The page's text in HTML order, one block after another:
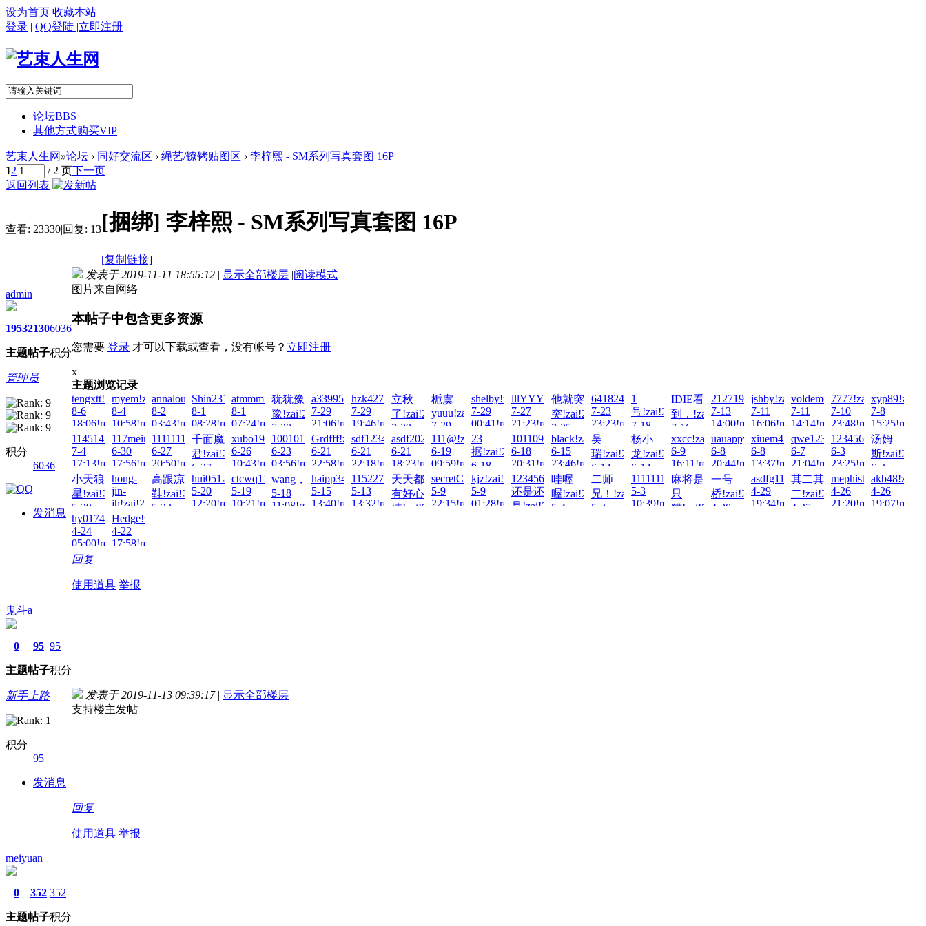
设为首页 收藏本站
登录 | QQ登陆 |立即注册
论坛BBS
其他方式购买VIP
艺束人生网 »论坛 › 同好交流区 › 绳艺/镣铐贴图区 › 李梓熙 - SM系列写真套图 16P
12 / 2 页下一页
返回列表
查看: 23330|回复: 13[捆绑] 李梓熙 - SM系列写真套图 16P
[复制链接]
admin
1953
主题
2130
帖子
6036
积分
管理员
积分
6036
发消息
发表于 2019-11-11 18:55:12 | 显示全部楼层 |阅读模式
图片来自网络
本帖子中包含更多资源
您需要 登录 才可以下载或查看，没有帐号？ 立即注册
x
主题浏览记录
tengxtt!zai!2026-
8-6
18:06!read!
myem!zai!2026-
8-4
10:58!read!
annalou666888!zai!2026-
8-2
03:43!read!
Shin231199!zai!2026-
8-1
08:28!read!
atmmm!zai!2026-
8-1
07:24!read!
犹犹豫
豫!zai!2026-
7-30
22:20!read!
a3399521!zai!2026-
7-29
21:06!read!
hzk427!zai!2026-
7-29
19:46!read!
立秋
了!zai!2026-
7-29
17:56!read!
栀虞
yuuu!zai!2026-
7-29
00:59!read!
shelby!zai!2026-
7-29
00:41!read!
lllYYY!zai!2026-
7-27
21:23!read!
他就突
突!zai!2026-
7-25
11:33!read!
641824693!zai!2026-
7-23
23:23!read!
1
号!zai!2026-
7-18
03:49!read!
IDIE看
到，!zai!2026-
7-16
23:58!read!
2127192739!zai!2026-
7-13
14:00!read!
jshby!zai!2026-
7-11
16:06!read!
voldemort!zai!2026-
7-11
14:14!read!
7777!zai!2026-
7-10
23:48!read!
7-8
15:25!read!
114514114514!zai!2026-
7-4
17:13!read!
117meimu!zai!2026-
6-30
17:56!read!
1111111aaa!zai!2026-
6-27
20:50!read!
千面魔
君!zai!2026-
6-27
17:34!read!
xubo1982!zai!2026-
6-26
10:43!read!
1001011..!zai!2026-
6-23
03:56!read!
Grdfff!zai!2026-
6-21
22:58!read!
sdf123456.!zai!2026-
6-21
22:18!read!
asdf20220122!zai!2026-
6-21
18:23!read!
111@!zai!2026-
6-19
09:59!read!
23
据!zai!2026-
6-18
23:47!read!
101109tt!zai!2026-
6-18
20:31!read!
black!zai!2026-
6-15
23:46!read!
吴
瑞!zai!2026-
6-14
16:16!read!
杨小
龙!zai!2026-
6-14
10:47!read!
xxcc!zai!2026-
6-9
16:11!read!
uauappy!zai!2026-
6-8
20:44!read!
xiuem429!zai!2026-
6-8
13:37!read!
qwe123123!zai!2026-
6-7
21:04!read!
123456Q!zai!2026-
6-3
23:25!read!
汤姆
斯!zai!2026-
6-3
22:28!read!
小天狼
星!zai!2026-
5-29
23:54!read!
hong-
jin-
jh!zai!2026-
5-28
11:48!read!
高跟凉
鞋!zai!2026-
5-23
hui0512!zai!2026-
5-20
12:20!read!
ctcwq1!zai!2026-
5-19
10:21!read!
wang，!zai!2026-
5-18
11:08!read!
haipp3461!zai!2026-
5-15
13:40!read!
1152270923!zai!2026-
5-13
13:32!read!
天天都
有好心
情!zai!2026-
secretC!zai!2026-
5-9
22:15!read!
kjz!zai!2026-
5-9
01:28!read!
123456
还是还
是!zai!2026-
哇喔
喔!zai!2026-
5-4
二师
兄！!zai!2026-
5-3
1111111111!zai!2026-
5-3
10:39!read!
麻将是
只
猫!zai!2026-
一号
桥!zai!2026-
4-30
asdfg111!zai!2026-
4-29
19:34!read!
其二其
二!zai!2026-
4-27
mephistoxp!zai!2026-
4-26
21:20!read!
4-26
19:07!read!
hy0174!zai!2026-
4-24
05:00!read!
Hedge!zai!2026-
4-22
17:58!read!
回复
使用道具 举报
鬼斗a
0
主题
95
帖子
95
积分
新手上路
积分
95
发消息
发表于 2019-11-13 09:39:17 | 显示全部楼层
支持楼主发帖
回复
使用道具 举报
meiyuan
0
主题
352
帖子
352
积分